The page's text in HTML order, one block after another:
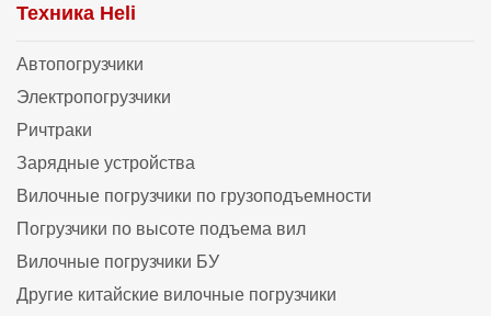
Техника Heli
Автопогрузчики
Электропогрузчики
Ричтраки
Зарядные устройства
Вилочные погрузчики по грузоподъемности
Погрузчики по высоте подъема вил
Вилочные погрузчики БУ
Другие китайские вилочные погрузчики